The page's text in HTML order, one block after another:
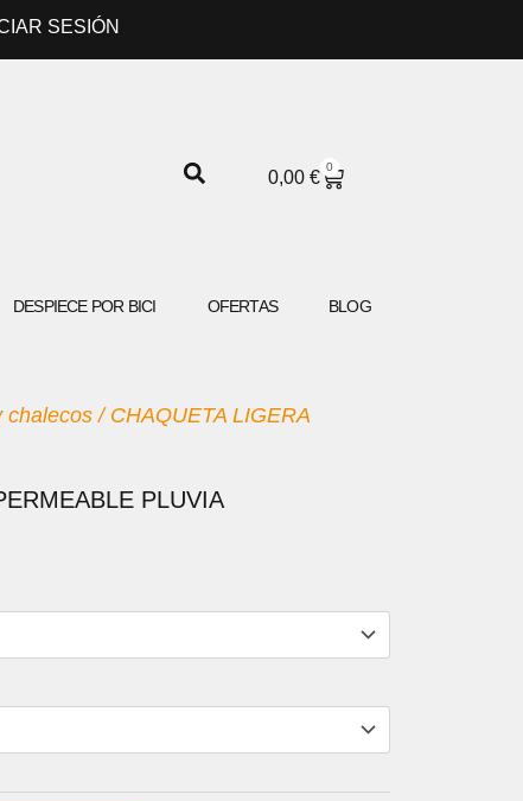
SESIÓN
0,00 €
0
CARRITO
DESPIECE POR BICI OFERTAS BLOG
chalecos / CHAQUETA LIGERA
PLUVIA
€.